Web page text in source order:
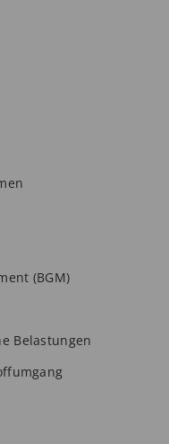
(BGM)
Belastungen